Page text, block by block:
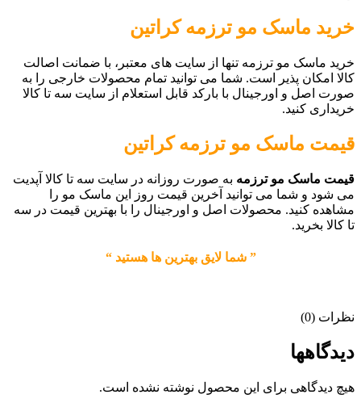
خرید ماسک مو ترزمه کراتین
خرید ماسک مو ترزمه تنها از سایت های معتبر، با ضمانت اصالت
کالا امکان پذیر است. شما می توانید تمام محصولات خارجی را به
صورت اصل و اورجینال با بارکد قابل استعلام از سایت سه تا کالا
خریداری کنید.
قیمت ماسک مو ترزمه کراتین
قیمت ماسک مو ترزمه به صورت روزانه در سایت سه تا کالا آپدیت
می شود و شما می توانید آخرین قیمت روز این ماسک مو را
مشاهده کنید. محصولات اصل و اورجینال را با بهترین قیمت در سه
تا کالا بخرید.
” شما لایق بهترین ها هستید “
نظرات (0)
دیدگاهها
هیچ دیدگاهی برای این محصول نوشته نشده است.